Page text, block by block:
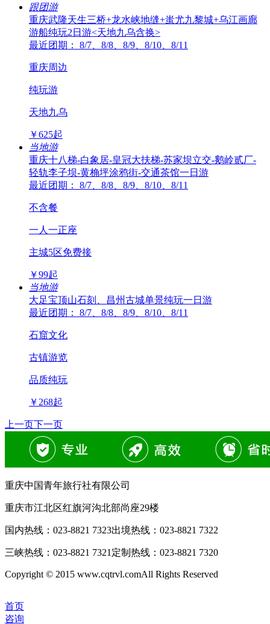
跟团游
重庆武隆天生三桥+龙水峡地缝+蚩尤九黎城+乌江画廊
游船纯玩2日游<天地九乌含换>
最近团期： 8/7、8/8、8/9、8/10、8/11
重庆周边
纯玩游
天地九乌
￥625起
当地游
重庆十八梯-白象居-皇冠大扶梯-苏家坝立交-鹅岭贰厂-
轻轨李子坝-黄桷坪涂鸦街-交通茶馆一日游
最近团期： 8/7、8/8、8/9、8/10、8/11
不含餐
一人一正座
主城5区免费接
￥99起
当地游
大足宝顶山石刻、昌州古城单景纯玩一日游
最近团期： 8/7、8/8、8/9、8/10、8/11
石窟文化
古镇游览
品质纯玩
￥ 268起
上一页下一页
重庆中国青年旅行社有限公司
重庆市江北区红旗河沟北部尚座29楼
国内热线： 023-8821 7323出境热线： 023-8821 7322
三峡热线： 023-8821 7321 定制热线： 023-8821 7320
Copyright © 2015 www.cqtrvl.comAll Rights Reserved
首页
咨询